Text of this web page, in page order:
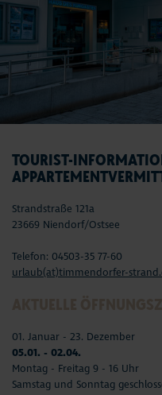
TOURIST-
Strandstraße 121a
23669 Niendorf/Ostsee
Telefon: 04503-35 77-60
urlaub(at)timmendorfer-
01. Januar - 23. Dezember
05.01. - 02.04.
Montag - Freitag 9 - 16 Uhr
Samstag und Sonntag